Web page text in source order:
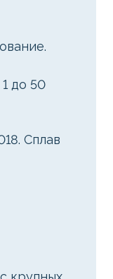
до 50
Сплав